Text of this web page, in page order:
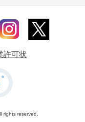
許可状
rights reserved.